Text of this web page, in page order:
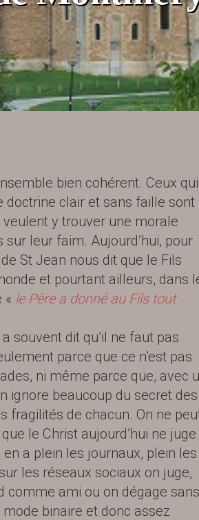
bien cohérent. Ceux qui
doctrine clair et sans faille sont
y trouver une morale
leur faim. Aujourd’hui, pour
St Jean nous dit que le Fils
et pourtant ailleurs, dans
« le Père a donné au Fils tout
souvent dit qu’il ne faut pas
parce que ce n’est pas
ni même parce que, avec
ignore beaucoup du secret des
fragilités de chacun. On ne
le Christ aujourd’hui ne juge
a plein les journaux, plein les
les réseaux sociaux on juge,
comme ami ou on dégage sans
binaire et donc assez